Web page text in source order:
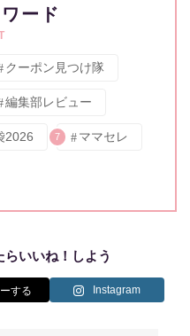
ード
クーポン見つけ隊
編集部レビュー
2026 7 ママセレ
いいね！しよう
Instagram